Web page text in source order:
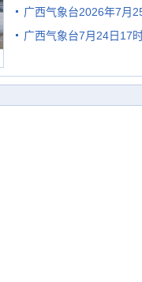
广西气象台2026年7月
级预警
广西气象台7月24日17